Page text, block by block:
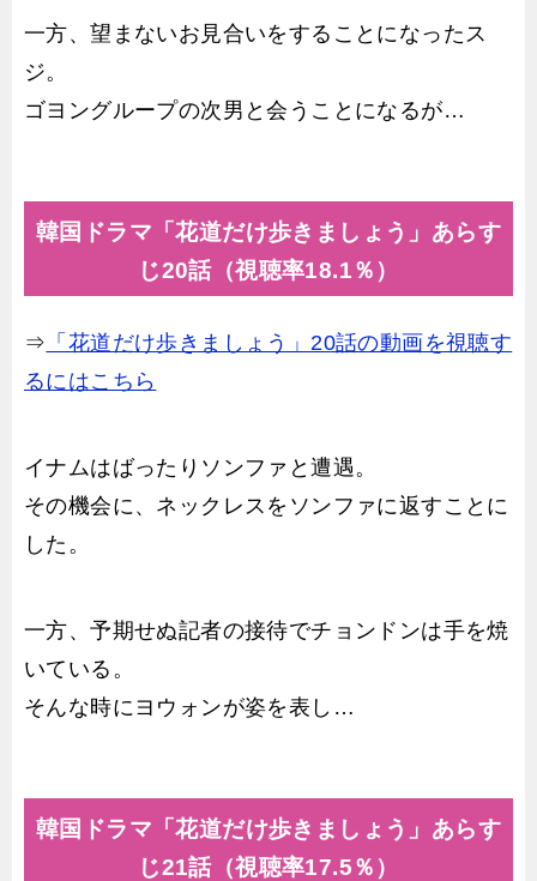
一方、望まないお見合いをすることになったス
ジ。
ゴヨングループの次男と会うことになるが…
韓国ドラマ「花道だけ歩きましょう」あらす
じ20話（視聴率18.1％）
⇒ 「花道だけ歩きましょう」20話の動画を視聴す
るにはこちら
イナムはばったりソンファと遭遇。
その機会に、ネックレスをソンファに返すことに
した。
一方、予期せぬ記者の接待でチョンドンは手を焼
いている。
そんな時にヨウォンが姿を表し…
韓国ドラマ「花道だけ歩きましょう」あらす
じ21話（視聴率17.5％）